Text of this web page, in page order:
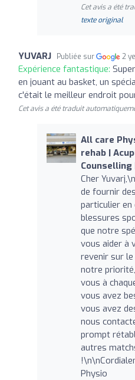
Cet avis a été
texte original
YUVARJ Publiée sur 2
Expérience fantastique:
en jouant au basket, un
c'était le meilleur endroit
Cet avis a été traduit
All care
rehab |
Counselling
Cher
de fournir
particulier en
blessures
que notre
vous aider à
revenir sur
notre
vous à
vous avez
vous avez
nous
prompt
autres
Physio